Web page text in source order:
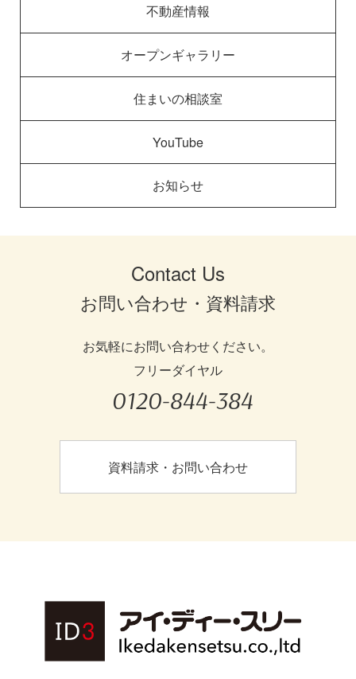
不動産情報
オープンギャラリー
住まいの相談室
YouTube
お知らせ
Contact Us
お問い合わせ・資料請求
お気軽にお問い合わせください。
フリーダイヤル
0120-844-384
資料請求・お問い合わせ